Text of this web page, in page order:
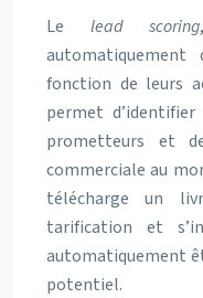
Le lead scoring
fonction de leurs
permet
prometteurs et
commerciale au
télécharge un
tarification et
automatiquement
potentiel.